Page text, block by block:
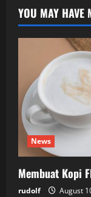
YOU MAY HAVE
News
Membuat Kopi
rudolf August